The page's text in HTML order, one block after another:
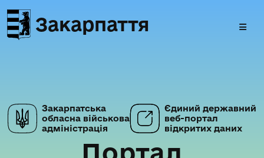
Закарпаття
Закарпатська
обласна військова
адміністрація
Єдиний державний
веб-портал
відкритих даних
Портал